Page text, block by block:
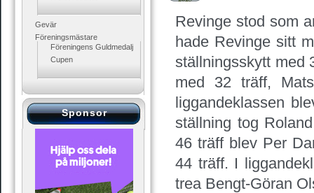
Gevär
Föreningsmästare
Föreningens Guldmedalj
Cupen
Sponsor
Revinge stod som
hade Revinge sitt
ställningsskytt med
med 32 träff,
liggandeklassen
ställning tog
46 träff blev Per
44 träff. I
trea Bengt-Göran